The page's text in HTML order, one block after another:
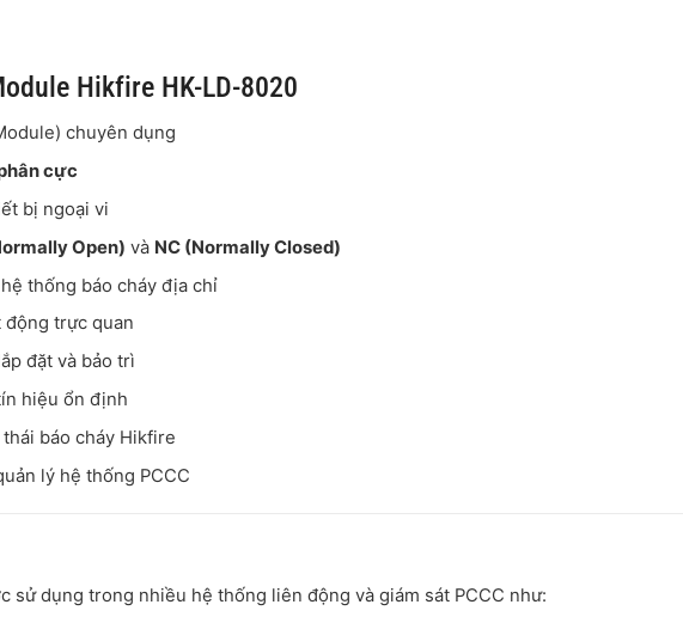
Hikfire HK-LD-8020
chuyên dụng
cực
bị ngoại vi
Open) và NC (Normally Closed)
thống báo cháy địa chỉ
trực quan
đặt và bảo trì
hiệu ổn định
báo cháy Hikfire
lý hệ thống PCCC
sử dụng trong nhiều hệ thống liên động và giám sát PCCC như: